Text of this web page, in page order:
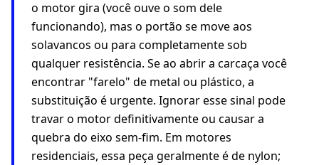
o motor gira (você ouve o som dele
funcionando), mas o portão se move aos
solavancos ou para completamente sob
qualquer resistência. Se ao abrir a carcaça você
encontrar "farelo" de metal ou plástico, a
substituição é urgente. Ignorar esse sinal pode
travar o motor definitivamente ou causar a
quebra do eixo sem-fim. Em motores
residenciais, essa peça geralmente é de nylon;